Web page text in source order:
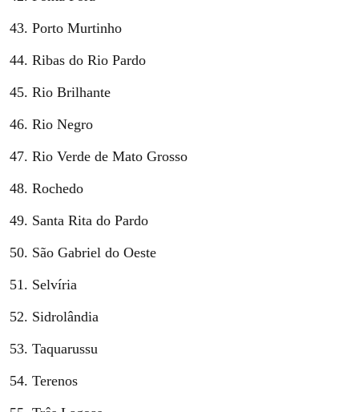
Porto Murtinho
Ribas do Rio Pardo
Rio Brilhante
Rio Negro
Rio Verde de Mato Grosso
Rochedo
Santa Rita do Pardo
São Gabriel do Oeste
Selvíria
Sidrolândia
Taquarussu
Terenos